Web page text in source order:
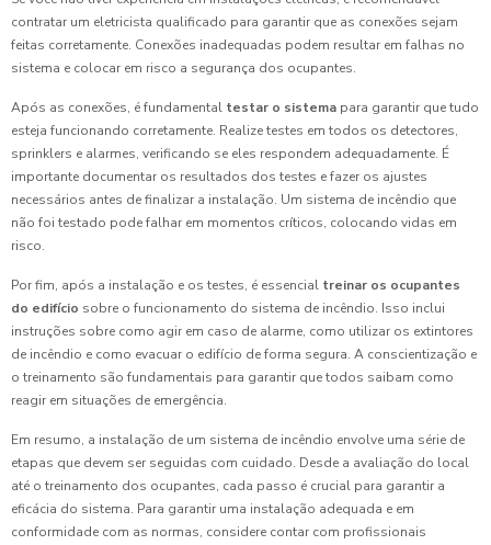
contratar um eletricista qualificado para garantir que as conexões sejam
feitas corretamente. Conexões inadequadas podem resultar em falhas no
sistema e colocar em risco a segurança dos ocupantes.
Após as conexões, é fundamental testar o sistema para garantir que tudo
esteja funcionando corretamente. Realize testes em todos os detectores,
sprinklers e alarmes, verificando se eles respondem adequadamente. É
importante documentar os resultados dos testes e fazer os ajustes
necessários antes de finalizar a instalação. Um sistema de incêndio que
não foi testado pode falhar em momentos críticos, colocando vidas em
risco.
Por fim, após a instalação e os testes, é essencial treinar os ocupantes
do edifício sobre o funcionamento do sistema de incêndio. Isso inclui
instruções sobre como agir em caso de alarme, como utilizar os extintores
de incêndio e como evacuar o edifício de forma segura. A conscientização e
o treinamento são fundamentais para garantir que todos saibam como
reagir em situações de emergência.
Em resumo, a instalação de um sistema de incêndio envolve uma série de
etapas que devem ser seguidas com cuidado. Desde a avaliação do local
até o treinamento dos ocupantes, cada passo é crucial para garantir a
eficácia do sistema. Para garantir uma instalação adequada e em
conformidade com as normas, considere contar com profissionais